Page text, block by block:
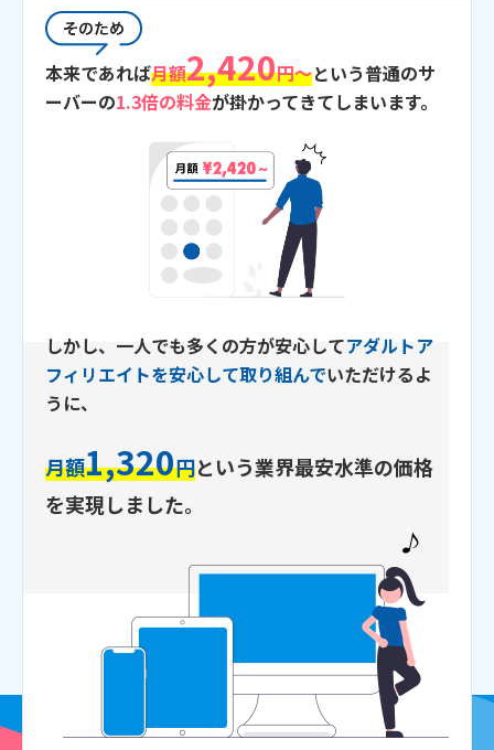
本来であれば月額2,420円〜という普通のサ
ーバーの1.3倍の料金が掛かってきてしまいます。
しかし、 一人でも多くの方が安心してアダルトア
フィリエイトを安心して取り組んでいただけるよ
うに、
月額1,320円という業界最安水準の価格
を実現しました。